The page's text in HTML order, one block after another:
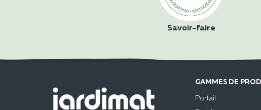
Savoir-faire
GAMMES DE
Portail